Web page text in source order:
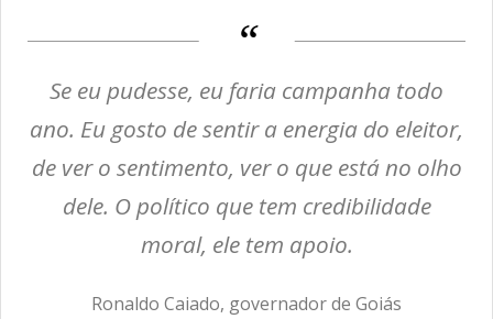
Se eu pudesse, eu faria campanha todo
ano. Eu gosto de sentir a energia do eleitor,
de ver o sentimento, ver o que está no olho
dele. O político que tem credibilidade
moral, ele tem apoio.
Ronaldo Caiado, governador de Goiás